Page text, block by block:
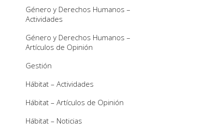
Género y Derechos Humanos –
Actividades
Género y Derechos Humanos –
Artículos de Opinión
Gestión
Hábitat – Actividades
Hábitat – Artículos de Opinión
Hábitat – Noticias